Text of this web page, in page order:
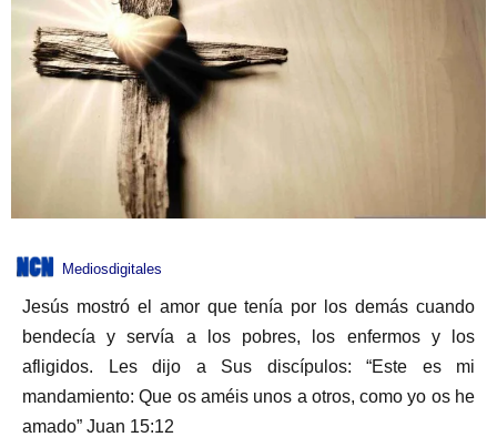
Mediosdigitales
Jesús mostró el amor que tenía por los demás cuando
bendecía y servía a los pobres, los enfermos y los
afligidos. Les dijo a Sus discípulos: “Este es mi
mandamiento: Que os améis unos a otros, como yo os he
amado” Juan 15:12